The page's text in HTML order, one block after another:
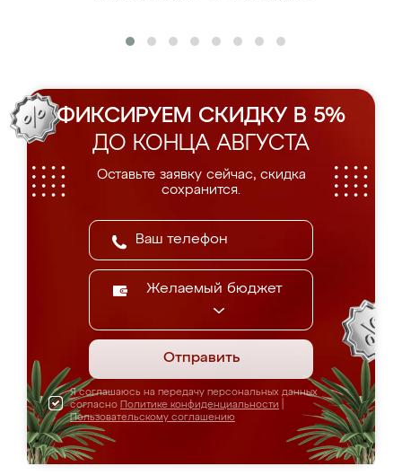
ФИКСИРУЕМ СКИДКУ В 5%
ДО КОНЦА АВГУСТА
Оставьте заявку сейчас, скидка
сохранится.
Желаемый бюджет
Отправить
Я соглашаюсь на передачу персональных данных
согласно Политике конфиденциальности
Пользовательскому соглашению